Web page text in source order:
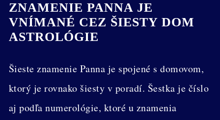
ZNAMENIE PANNA JE
VNÍMANÉ CEZ ŠIESTY DOM
ASTROLÓGIE
Šieste znamenie Panna je spojené s domovom,
ktorý je rovnako šiesty v poradí. Šestka je číslo
aj podľa numerológie, ktoré u znamenia